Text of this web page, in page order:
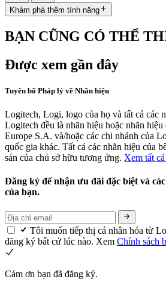
Khám phá thêm tính năng
BẠN CŨNG CÓ THỂ
Được xem gần đây
Tuyên bố Pháp lý về Nhãn hiệu
Logitech, Logi, logo của họ và tất cả các
Logitech đều là nhãn hiệu hoặc nhãn
Europe S.A. và/hoặc các chi nhánh của
quốc gia khác. Tất cả các nhãn hiệu của
sản của chủ sở hữu tương ứng. Xem tất
Đăng ký để nhận ưu đãi đặc biệt và
của bạn.
Tôi muốn tiếp thị cá nhân hóa từ
đăng ký bất cứ lúc nào. Xem Chính sách
Cảm ơn bạn đã đăng ký.